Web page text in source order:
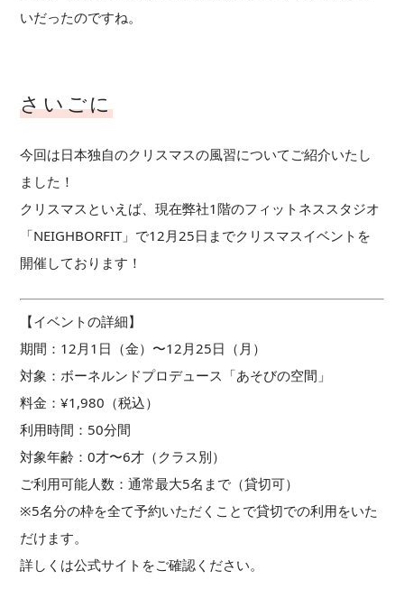
いだったのですね。
さいごに
今回は日本独自のクリスマスの風習についてご紹介いたし
ました！
クリスマスといえば、現在弊社1階のフィットネススタジオ
「NEIGHBORFIT」で12月25日までクリスマスイベントを
開催しております！
【イベントの詳細】
期間：12月1日（金）〜12月25日（月）
対象：ボーネルンドプロデュース「あそびの空間」
料金：¥1,980（税込）
利用時間：50分間
対象年齢：0才〜6才（クラス別）
ご利用可能人数：通常最大5名まで（貸切可）
※5名分の枠を全て予約いただくことで貸切での利用をいた
だけます。
詳しくは公式サイトをご確認ください。